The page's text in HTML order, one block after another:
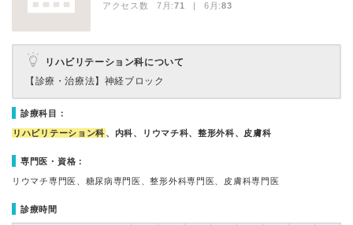
アクセス数 7月:71 | 6月:83
リハビリテーション科について
【診療・治療法】 神経ブロック
診療科目：
リハビリテーション科 、内科、リウマチ科、整形外科、皮膚科
専門医・資格：
リウマチ専門医、糖尿病専門医、整形外科専門医、皮膚科専門医
診療時間